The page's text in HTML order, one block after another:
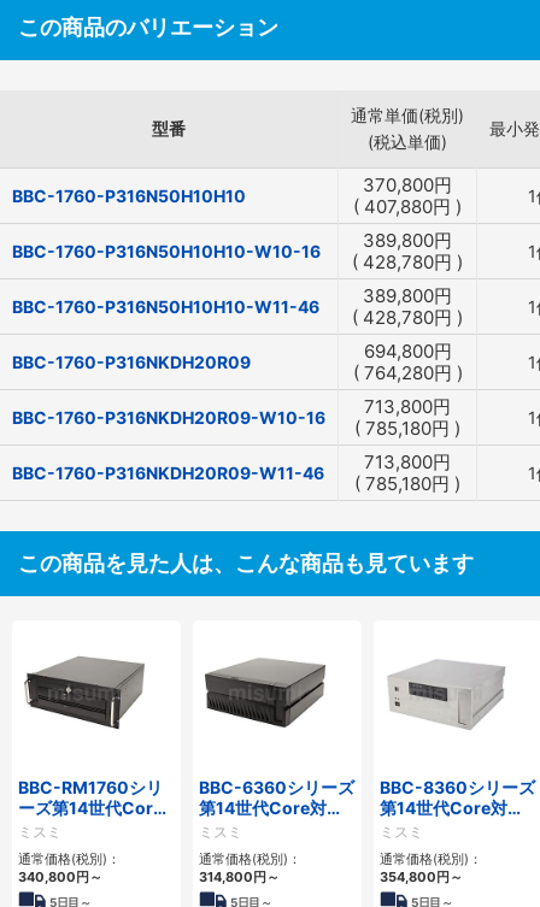
この商品のバリエーション
型番
通常単価(税別)
(税込単価)
最小
BBC-1760-P316N50H10H10 370,800円
( 407,880円 )
BBC-1760-P316N50H10H10-W10-16 389,800円
( 428,780円 )
BBC-1760-P316N50H10H10-W11-46 389,800円
( 428,780円 )
BBC-1760-P316NKDH20R09 694,800円
( 764,280円 )
BBC-1760-P316NKDH20R09-W10-16 713,800円
( 785,180円 )
BBC-1760-P316NKDH20R09-W11-46 713,800円
( 785,180円 )
この商品を見た人は、こんな商品も見ています
BBC-RM1760シリ
ーズ第14世代Core
対応ラックマウント
3PCIe
ミスミ
通常価格(税別)：
340,800円～
5日目～
BBC-6360シリーズ
第14世代Core対応
小型フロアマウント
2PCIe
ミスミ
通常価格(税別)：
314,800円～
5日目～
BBC-8360シリーズ
第14世代Core対応
フロアマウント
2PCIe
ミスミ
通常価格(税別)：
354,800円～
5日目～